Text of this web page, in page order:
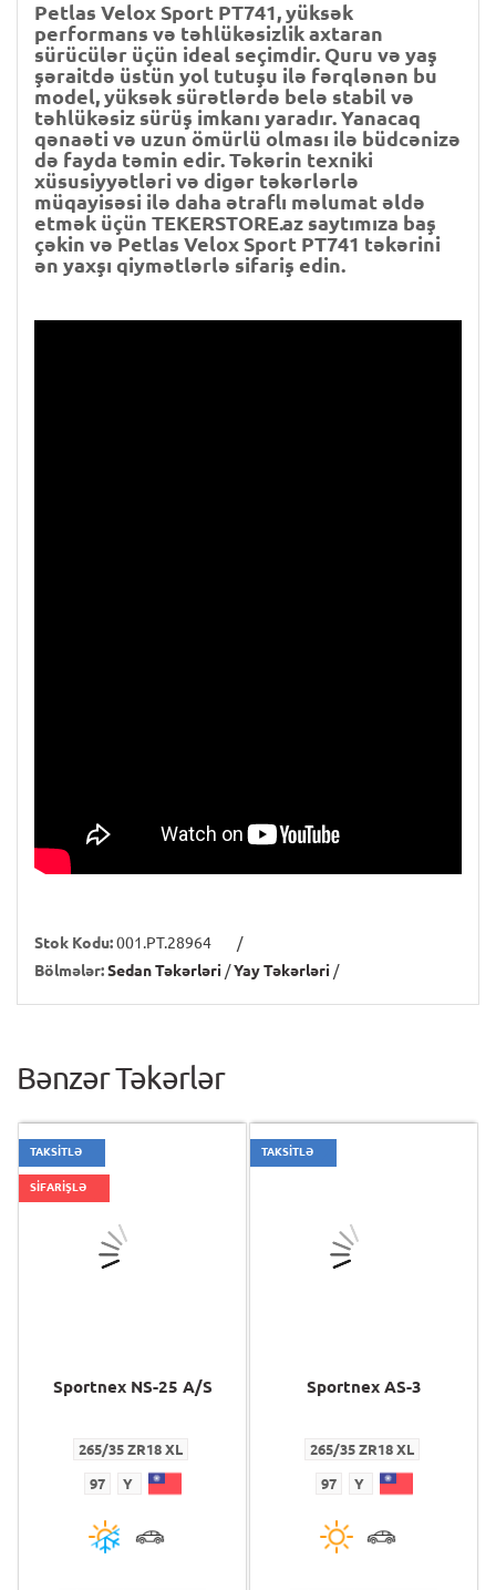
Petlas Velox Sport PT741, yüksək
performans və təhlükəsizlik axtaran
sürücülər üçün ideal seçimdir. Quru və yaş
şəraitdə üstün yol tutuşu ilə fərqlənən bu
model, yüksək sürətlərdə belə stabil və
təhlükəsiz sürüş imkanı yaradır. Yanacaq
qənaəti və uzun ömürlü olması ilə büdcənizə
də fayda təmin edir. Təkərin texniki
xüsusiyyətləri və digər təkərlərlə
müqayisəsi ilə daha ətraflı məlumat əldə
etmək üçün TEKERSTORE.az saytımıza baş
çəkin və Petlas Velox Sport PT741 təkərini
ən yaxşı qiymətlərlə sifariş edin.
Stok Kodu:001.PT.28964
/
Bölmələr:Sedan Təkərləri /Yay Təkərləri /
Bənzər Təkərlər
TAKSİTLƏ
SİFARİŞLƏ
Sportnex NS-25 A/S
265/35 ZR18 XL
97 Y
TAKSİTLƏ
Sportnex AS-3
265/35 ZR18 XL
97 Y